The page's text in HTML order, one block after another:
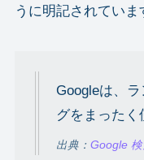
うに明記されていま
Googleは、
グをまったく
出典： Google